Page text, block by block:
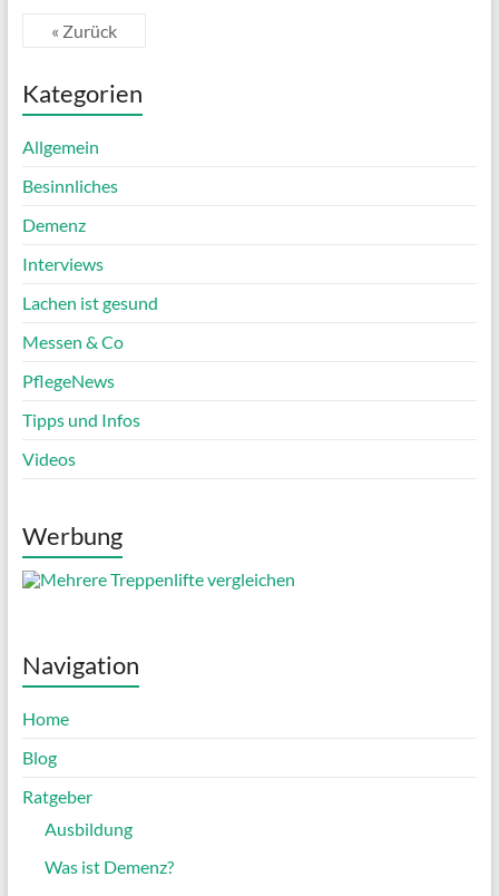
« Zurück
Kategorien
Allgemein
Besinnliches
Demenz
Interviews
Lachen ist gesund
Messen & Co
PflegeNews
Tipps und Infos
Videos
Werbung
Navigation
Home
Blog
Ratgeber
Ausbildung
Was ist Demenz?